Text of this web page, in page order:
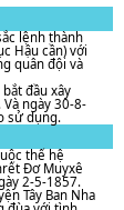
lệnh thành
Hậu cần) với
quân đội và
đầu xây
ngày 30-8-
sử dụng.
thế hệ
Đơ Muyxê
2-5-1857.
Tây Ban Nha